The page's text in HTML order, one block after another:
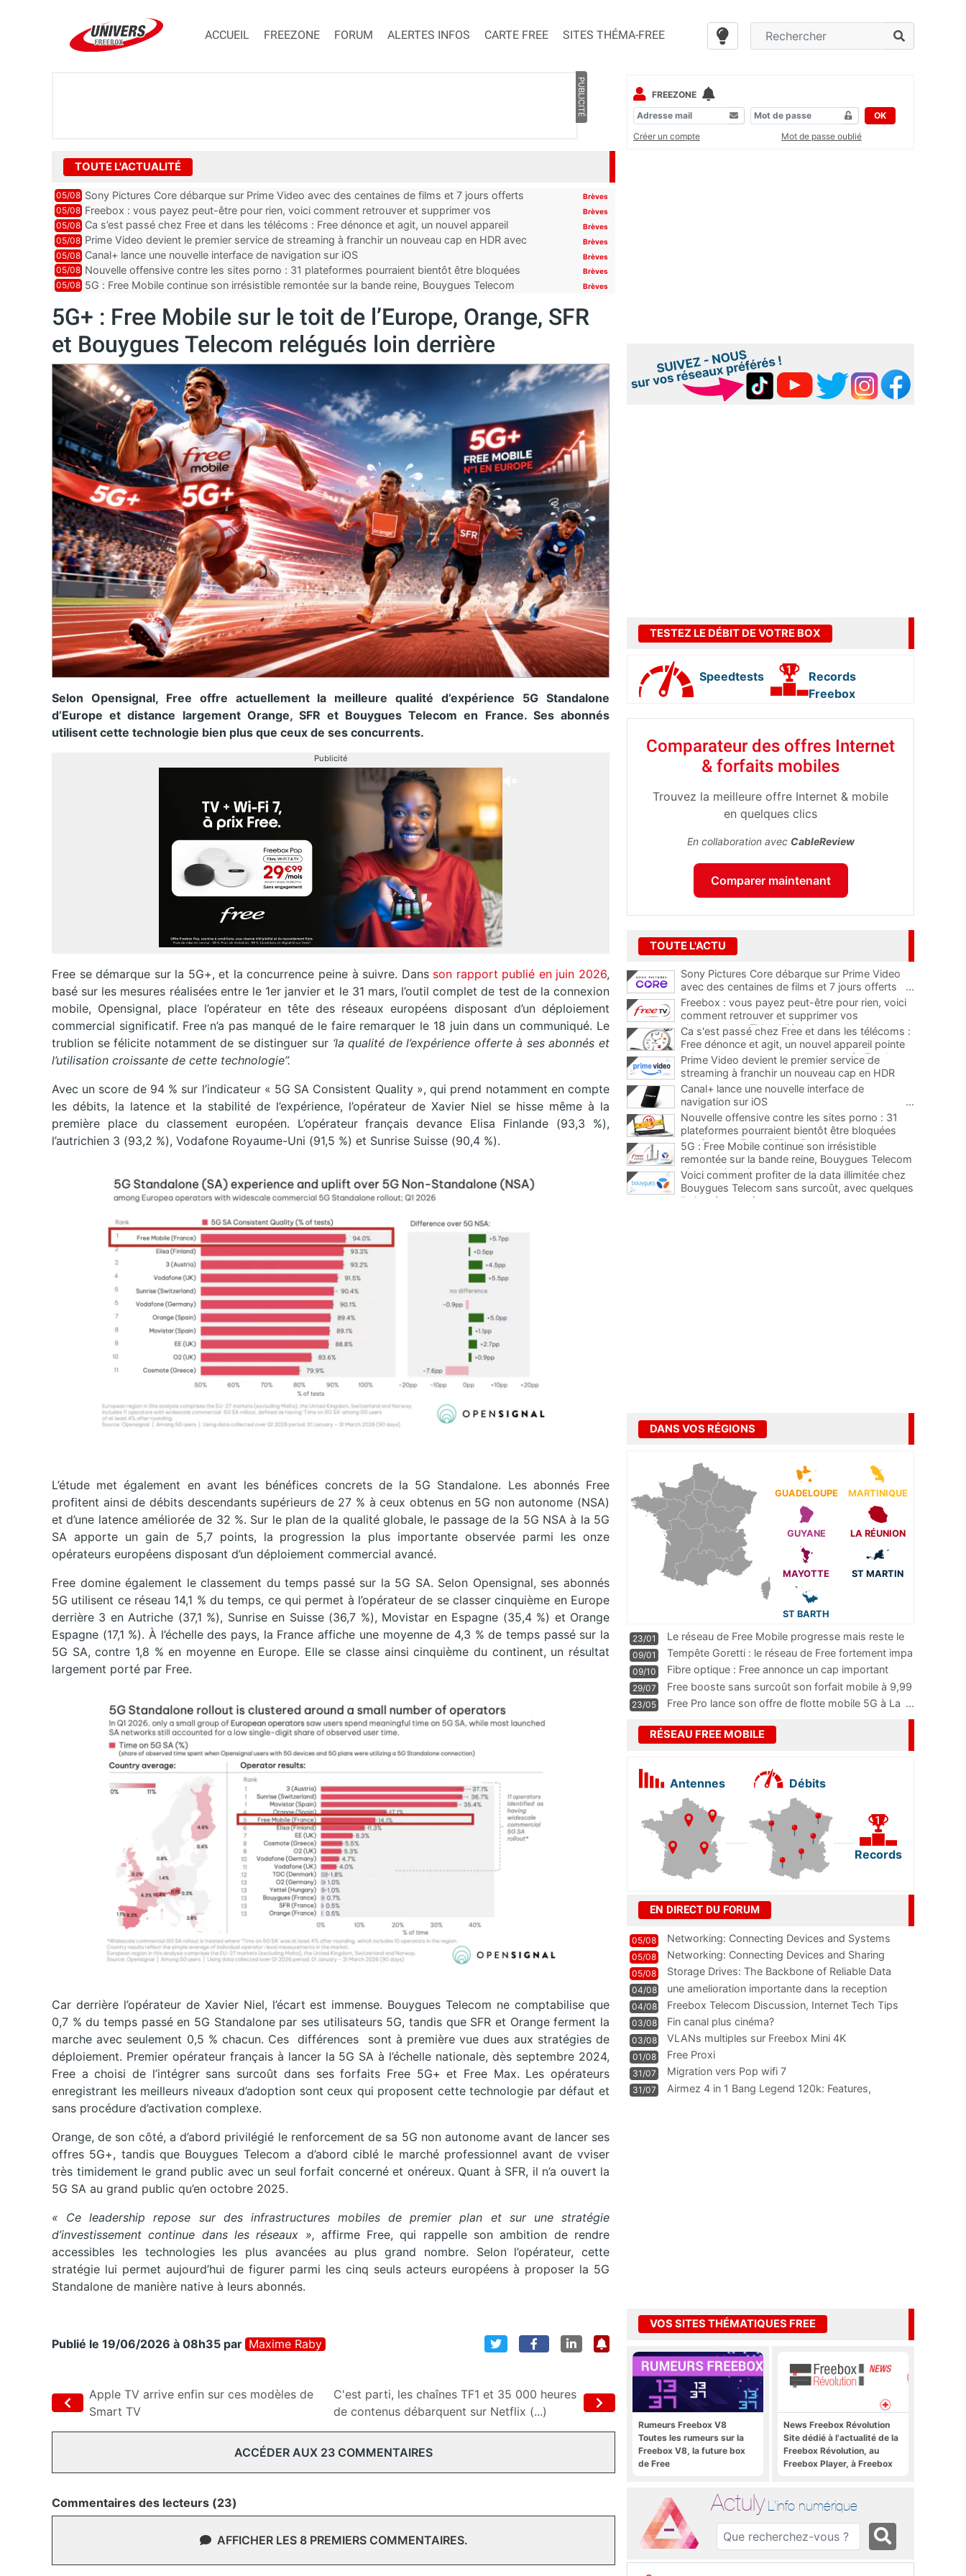
ACCUEIL FREEZONE FORUM ALERTES INFOS CARTE FREE SITES THÉMA-FREE
PUBLICITÉ
TOUTE L'ACTUALITÉ
05/08 Sony Pictures Core débarque sur Prime Video avec des centaines de films et 7 jours offerts Brèves
05/08 Freebox : vous payez peut-être pour rien, voici comment retrouver et supprimer vos
abonnements TV oubliés
Brèves
05/08 Ca s’est passé chez Free et dans les télécoms : Free dénonce et agit, un nouvel appareil
pointe le bout de...
Brèves
05/08 Prime Video devient le premier service de streaming à franchir un nouveau cap en HDR avec
ce lancement
Brèves
05/08 Canal+ lance une nouvelle interface de navigation sur iOS Brèves
05/08 Nouvelle offensive contre les sites porno : 31 plateformes pourraient bientôt être bloquées
par Orange, Free, SF...
Brèves
05/08 5G : Free Mobile continue son irrésistible remontée sur la bande reine, Bouygues Telecom
Brèves
5G+ : Free Mobile sur le toit de l’Europe, Orange, SFR
et Bouygues Telecom relégués loin derrière
Selon Opensignal, Free offre actuellement la meilleure qualité d’expérience 5G Standalone
d’Europe et distance largement Orange, SFR et Bouygues Telecom en France. Ses abonnés
utilisent cette technologie bien plus que ceux de ses concurrents.
Publicité
Free se démarque sur la 5G+, et la concurrence peine à suivre. Dans son rapport publié en juin 2026,
basé sur les mesures réalisées entre le 1er janvier et le 31 mars, l’outil complet de test de la connexion
mobile, Opensignal, place l’opérateur en tête des réseaux européens disposant d’un déploiement
commercial significatif. Free n’a pas manqué de le faire remarquer le 18 juin dans un communiqué. Le
trublion se félicite notamment de se distinguer sur ‘la qualité de l’expérience offerte à ses abonnés et
l’utilisation croissante de cette technologie”.
Avec un score de 94 % sur l’indicateur « 5G SA Consistent Quality », qui prend notamment en compte
les débits, la latence et la stabilité de l’expérience, l’opérateur de Xavier Niel se hisse même à la
première place du classement européen. L’opérateur français devance Elisa Finlande (93,3 %),
l’autrichien 3 (93,2 %), Vodafone Royaume-Uni (91,5 %) et Sunrise Suisse (90,4 %).
L’étude met également en avant les bénéfices concrets de la 5G Standalone. Les abonnés Free
profitent ainsi de débits descendants supérieurs de 27 % à ceux obtenus en 5G non autonome (NSA)
et d’une latence améliorée de 32 %. Sur le plan de la qualité globale, le passage de la 5G NSA à la 5G
SA apporte un gain de 5,7 points, la progression la plus importante observée parmi les onze
opérateurs européens disposant d’un déploiement commercial avancé.
Free domine également le classement du temps passé sur la 5G SA. Selon Opensignal, ses abonnés
5G utilisent ce réseau 14,1 % du temps, ce qui permet à l’opérateur de se classer cinquième en Europe
derrière 3 en Autriche (37,1 %), Sunrise en Suisse (36,7 %), Movistar en Espagne (35,4 %) et Orange
Espagne (17,1 %). À l’échelle des pays, la France affiche une moyenne de 4,3 % de temps passé sur la
5G SA, contre 1,8 % en moyenne en Europe. Elle se classe ainsi cinquième du continent, un résultat
largement porté par Free.
Car derrière l’opérateur de Xavier Niel, l’écart est immense. Bouygues Telecom ne comptabilise que
0,7 % du temps passé en 5G Standalone par ses utilisateurs 5G, tandis que SFR et Orange ferment la
marche avec seulement 0,5 % chacun. Ces différences sont à première vue dues aux stratégies de
déploiement. Premier opérateur français à lancer la 5G SA à l’échelle nationale, dès septembre 2024,
Free a choisi de l’intégrer sans surcoût dans ses forfaits Free 5G+ et Free Max. Les opérateurs
enregistrant les meilleurs niveaux d’adoption sont ceux qui proposent cette technologie par défaut et
sans procédure d’activation complexe.
Orange, de son côté, a d’abord privilégié le renforcement de sa 5G non autonome avant de lancer ses
offres 5G+, tandis que Bouygues Telecom a d’abord ciblé le marché professionnel avant de vviser
très timidement le grand public avec un seul forfait concerné et onéreux. Quant à SFR, il n’a ouvert la
5G SA au grand public qu’en octobre 2025.
« Ce leadership repose sur des infrastructures mobiles de premier plan et sur une stratégie
d’investissement continue dans les réseaux », affirme Free, qui rappelle son ambition de rendre
accessibles les technologies les plus avancées au plus grand nombre. Selon l’opérateur, cette
stratégie lui permet aujourd’hui de figurer parmi les cinq seuls acteurs européens à proposer la 5G
Standalone de manière native à leurs abonnés.
Publié le 19/06/2026 à 08h35 par Maxime Raby
Apple TV arrive enfin sur ces modèles de
Smart TV
C'est parti, les chaînes TF1 et 35 000 heures
de contenus débarquent sur Netflix (...)
ACCÉDER AUX 23 COMMENTAIRES
Commentaires des lecteurs (23)
AFFICHER LES 8 PREMIERS COMMENTAIRES.
FREEZONE
OK
Créer un compte
Mot de passe oublié
TESTEZ LE DÉBIT DE VOTRE BOX
Speedtests
Records
Freebox
Comparateur des offres Internet
& forfaits mobiles
Trouvez la meilleure offre Internet & mobile
en quelques clics
En collaboration avec CableReview
Comparer maintenant
TOUTE L'ACTU
Sony Pictures Core débarque sur Prime Video
avec des centaines de films et 7 jours offerts
...
Freebox : vous payez peut-être pour rien, voici
comment retrouver et supprimer vos
abonnements TV oubliés
...
Ca s'est passé chez Free et dans les télécoms :
Free dénonce et agit, un nouvel appareil pointe
le bout de son nez chez des abonnés Freebox...
Prime Video devient le premier service de
streaming à franchir un nouveau cap en HDR
avec ce lancement
Canal+ lance une nouvelle interface de
navigation sur iOS
...
Nouvelle offensive contre les sites porno : 31
plateformes pourraient bientôt être bloquées
par Orange, Free, SFR et Bouygues
5G : Free Mobile continue son irrésistible
remontée sur la bande reine, Bouygues Telecom
plus que jamais sous pression
Voici comment profiter de la data illimitée chez
Bouygues Telecom sans surcoût, avec quelques
limites à connaître
DANS VOS RÉGIONS
GUADELOUPE MARTINIQUE
GUYANE LA RÉUNION
MAYOTTE ST MARTIN
ST BARTH
23/01
Le réseau de Free Mobile progresse mais reste le
m
...
09/01
Tempête Goretti : le réseau de Free fortement impa
09/10
Fibre optique : Free annonce un cap important
pass
...
29/07
Free booste sans surcoût son forfait mobile à 9,99
23/05 Free Pro lance son offre de flotte mobile 5G à La ...
RÉSEAU FREE MOBILE
Antennes Débits
Records
EN DIRECT DU FORUM
05/08 Networking: Connecting Devices and Systems
05/08
Networking: Connecting Devices and Sharing
Information
05/08
Storage Drives: The Backbone of Reliable Data
Management
04/08
une amelioration importante dans la reception
WIFI
04/08
Freebox Telecom Discussion, Internet Tech Tips
Communi
03/08 Fin canal plus cinéma?
03/08 VLANs multiples sur Freebox Mini 4K
01/08 Free Proxi
31/07 Migration vers Pop wifi 7
31/07
Airmez 4 in 1 Bang Legend 120k: Features,
VOS SITES THÉMATIQUES FREE
Rumeurs Freebox V8
Toutes les rumeurs sur la
Freebox V8, la future box
de Free
News Freebox Révolution
Site dédié à l'actualité de la
Freebox Révolution, au
Freebox Player, à Freebox
Actuly L'info numérique